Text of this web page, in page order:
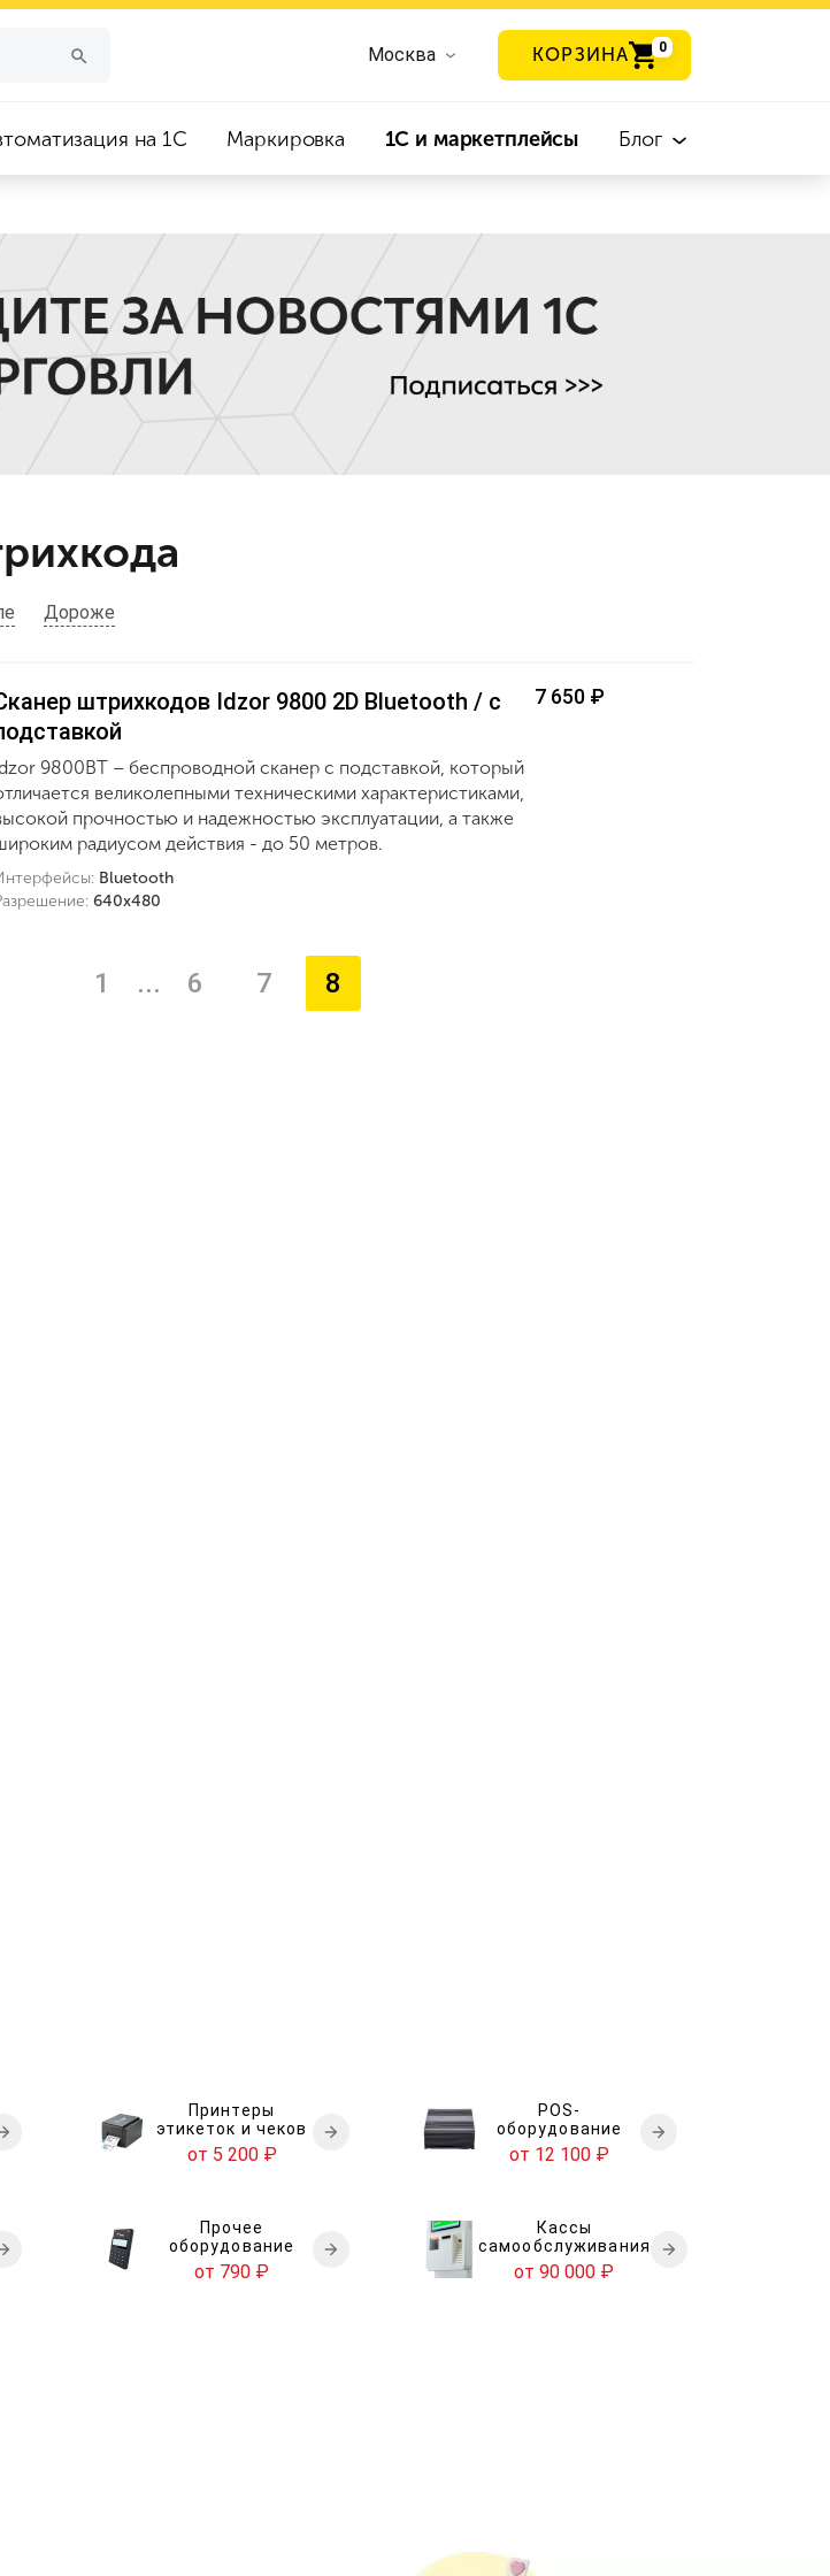
Москва КОРЗИНА 0
на 1С Маркировка 1С и маркетплейсы Блог
Дороже
штрихкодов Idzor 9800 2D Bluetooth / c
9800BT – беспроводной сканер с подставкой, который
великолепными техническими характеристиками,
прочностью и надежностью эксплуатации, а также
радиусом действия - до 50 метров.
Bluetooth
640х480
7 650 ₽
1 ... 6 7 8
Принтеры
этикеток и чеков
от 5 200 ₽
POS-
оборудование
от 12 100 ₽
Прочее
оборудование
от 790 ₽
Кассы
самообслуживания
от 90 000 ₽